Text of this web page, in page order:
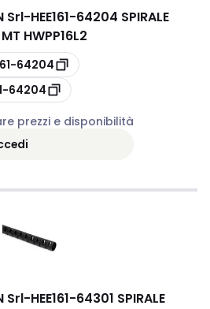
Srl-HEE161-64204 SPIRALE
HWPP16L2
64204
64204
prezzi e disponibilità
Srl-HEE161-64301 SPIRALE